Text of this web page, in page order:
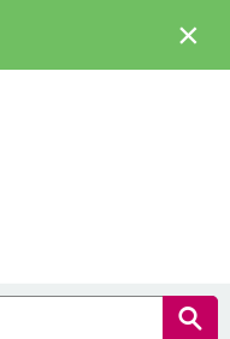
×